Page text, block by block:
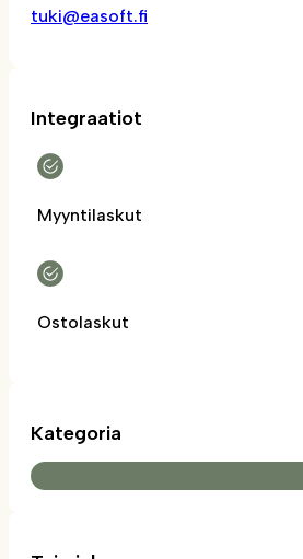
tuki@easoft.fi
Integraatiot
Myyntilaskut
Ostolaskut
Kategoria